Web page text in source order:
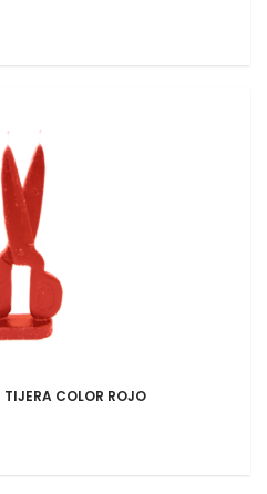
TIJERA COLOR ROJO